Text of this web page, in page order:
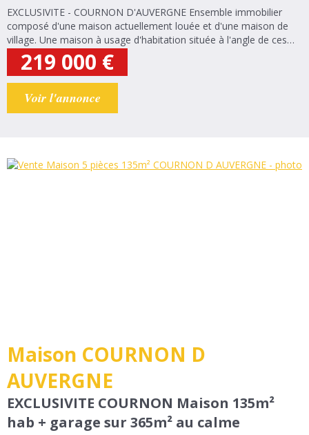
EXCLUSIVITE - COURNON D'AUVERGNE Ensemble immobilier
composé d'une maison actuellement louée et d'une maison de
village. Une maison à usage d'habitation située à l'angle de ces
deux rues, de plain-pied, mitoyenne des deux côtés et divisée en
deux logements...
219 000 €
Voir l'annonce
Maison COURNON D
AUVERGNE
EXCLUSIVITE COURNON Maison 135m²
hab + garage sur 365m² au calme